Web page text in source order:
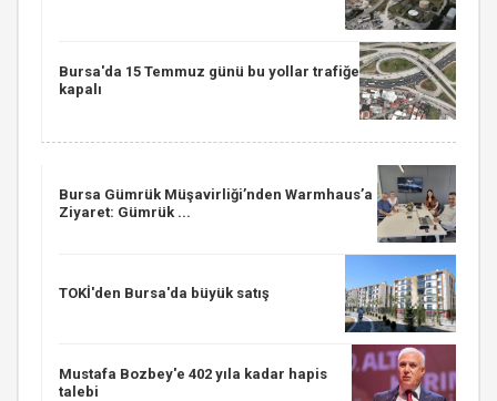
Bursa'da 15 Temmuz günü bu yollar trafiğe
kapalı
Bursa Gümrük Müşavirliği’nden Warmhaus’a
Ziyaret: Gümrük ...
TOKİ'den Bursa'da büyük satış
Mustafa Bozbey'e 402 yıla kadar hapis
talebi